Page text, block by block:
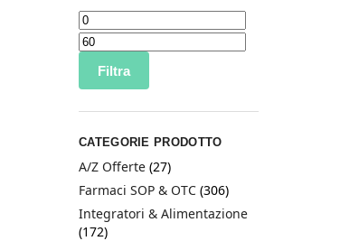
Filtra
CATEGORIE PRODOTTO
A/Z Offerte (27)
Farmaci SOP & OTC (306)
Integratori & Alimentazione
(172)